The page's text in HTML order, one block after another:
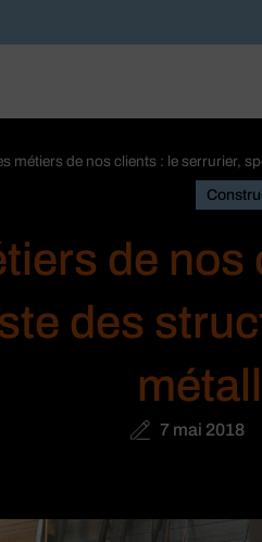
métiers de nos clients : le serrurier,
de nos
des
7 mai 2018